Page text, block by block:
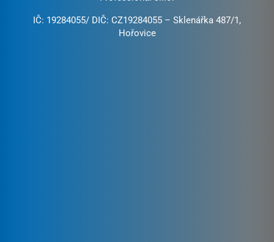
IČ: 19284055/ DIČ: CZ19284055 – Sklenářka 487/1,
Hořovice